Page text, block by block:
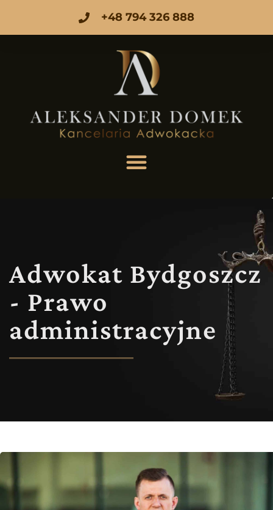
+48 794 326 888
Adwokat Bydgoszcz
- Prawo
administracyjne